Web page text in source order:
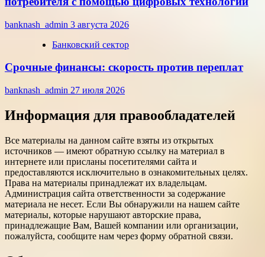
banknash_admin 3 августа 2026
Банковский сектор
Срочные финансы: скорость против переплат
banknash_admin 27 июля 2026
Информация для правообладателей
Все материалы на данном сайте взяты из открытых
источников — имеют обратную ссылку на материал в
интернете или присланы посетителями сайта и
предоставляются исключительно в ознакомительных целях.
Права на материалы принадлежат их владельцам.
Администрация сайта ответственности за содержание
материала не несет. Если Вы обнаружили на нашем сайте
материалы, которые нарушают авторские права,
принадлежащие Вам, Вашей компании или организации,
пожалуйста, сообщите нам через форму обратной связи.